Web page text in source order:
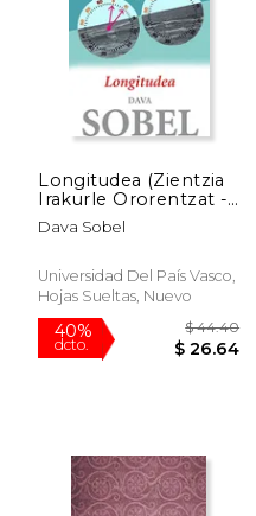
40%
dcto.
Longitudea (Zientzia
Irakurle Ororentzat -
ZIO)
Dava Sobel
Universidad Del País Vasco,
Hojas Sueltas, Nuevo